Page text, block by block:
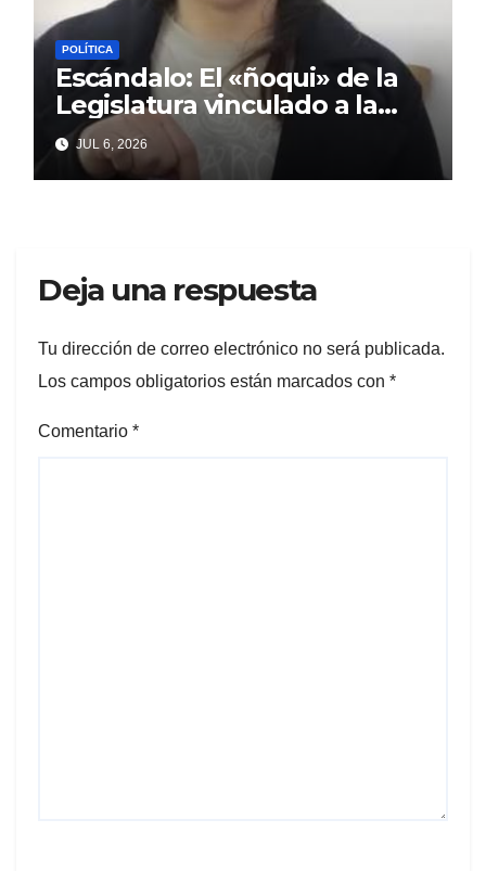
POLÍTICA
Escándalo: El «ñoqui» de la
Legislatura vinculado a la
concejal libertaria no quiere
soltar al «ESTADO»
JUL 6, 2026
Deja una respuesta
Tu dirección de correo electrónico no será publicada.
Los campos obligatorios están marcados con *
Comentario *